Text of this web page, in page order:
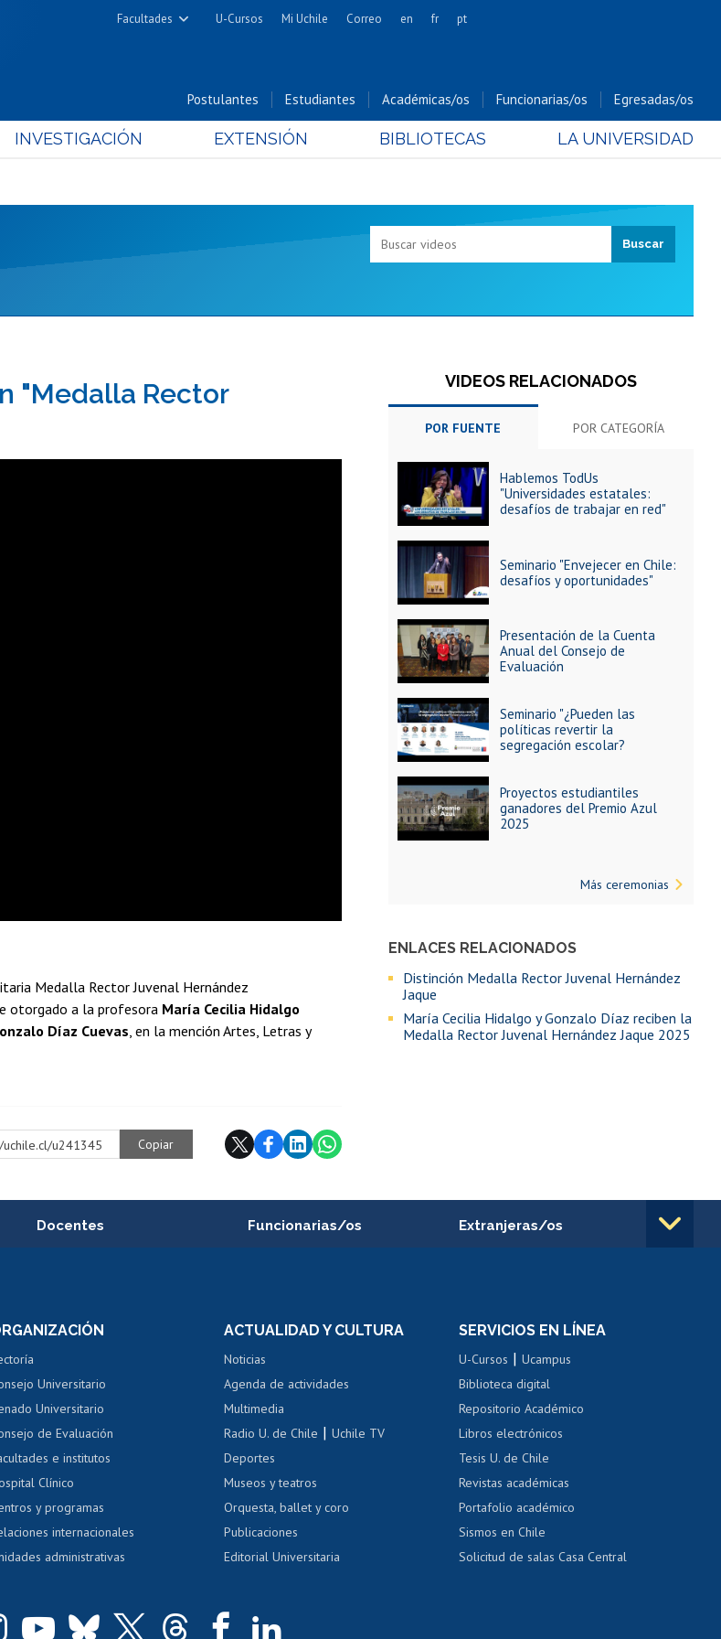
Facultades
Cs. Físicas y Matemáticas
Cs. Forestales y Conservación
Cs. Químicas y Farmacéuticas
Cs. Sociales
Gobierno
Nutrición y Tecnología de
Bachillerato
U-Cursos Mi Uchile Correo en fr pt
Postulantes Estudiantes Académicas/os Funcionarias/os Egresadas/os
INVESTIGACIÓN EXTENSIÓN BIBLIOTECAS LA UNIVERSIDAD
"Medalla Rector
Medalla Rector Juvenal Hernández
otorgado a la profesora María Cecilia Hidalgo
Díaz Cuevas, en la mención Artes, Letras y
uchile.cl/u241345 Copiar
VIDEOS RELACIONADOS
POR FUENTE POR CATEGORÍA
Hablemos TodUs
"Universidades estatales:
desafíos de trabajar en red"
Seminario "Envejecer en Chile:
desafíos y oportunidades"
Presentación de la Cuenta
Anual del Consejo de
Evaluación
Seminario "¿Pueden las
políticas revertir la
segregación escolar?
Proyectos estudiantiles
ganadores del Premio Azul
2025
Más ceremonias
ENLACES RELACIONADOS
Distinción Medalla Rector Juvenal Hernández
Jaque
María Cecilia Hidalgo y Gonzalo Díaz reciben la
Medalla Rector Juvenal Hernández Jaque 2025
Docentes
Perfeccionamiento
Evaluación docente
Calificación académica
Postulación al AUCAI
Funcionarias/os
Portal de movilidad interna
Certificado de renta
Certificado de renta
Extranjeras/os
Cursos de español
Tarjeta TUI Acoso laboral, sexual y violencia Denuncias administrativas
Universitario
Universitario
de Evaluación
e institutos
Clínico
y programas
internacionales
administrativas
ACTUALIDAD Y CULTURA
Noticias
Agenda de actividades
Multimedia
Radio U. de Chile |Uchile TV
Deportes
Museos y teatros
Orquesta, ballet y coro
Publicaciones
Editorial Universitaria
SERVICIOS EN LÍNEA
U-Cursos |Ucampus
Biblioteca digital
Repositorio Académico
Libros electrónicos
Tesis U. de Chile
Revistas académicas
Portafolio académico
Sismos en Chile
Solicitud de salas Casa Central